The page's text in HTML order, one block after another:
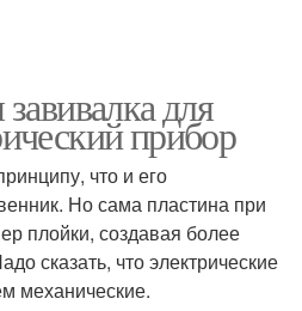
для
прибор
что и его
Но сама пластина при
плойки, создавая более
сказать, что электрические
механические.